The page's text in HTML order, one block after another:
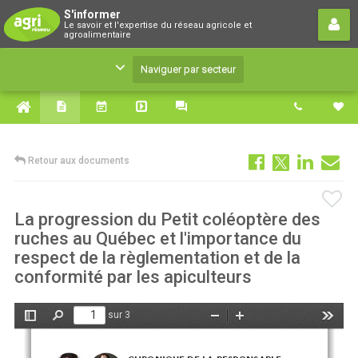
S'informer
Le savoir et l'expertise du réseau agricole et
agroalimentaire
Le savoir et l'expertise du réseau agricole et
agroalimentaire
Naviguer par secteur
Retour aux documents
La progression du Petit coléoptère des
ruches au Québec et l'importance du
respect de la règlementation et de la
conformité par les apiculteurs
Afficher/Masquer
Rechercher
sur 3
Outils
ZoomZoom